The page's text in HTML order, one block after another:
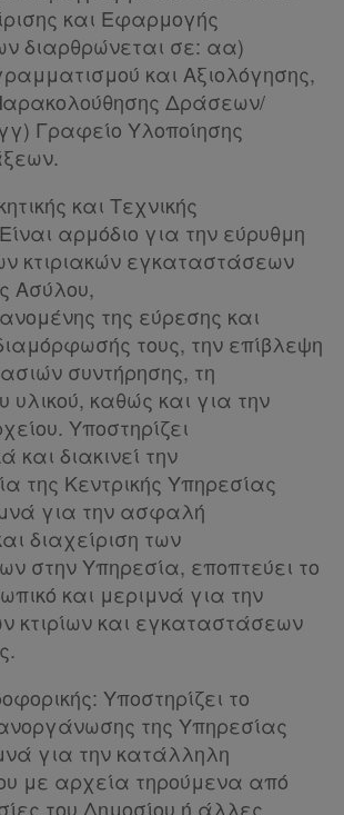
38 [-]
39 [-]
40 [-]
41
[-]
42
43 [-]
και Εφαρμογής
διαρθρώνεται σε: αα)
και Αξιολόγησης,
Δράσεων/
Γραφείο Υλοποίησης
και Τεχνικής
αρμόδιο για την εύρυθμη
κτιριακών εγκαταστάσεων
Ασύλου,
της εύρεσης και
τους, την επίβλεψη
συντήρησης, τη
υλικού, καθώς και για την
Υποστηρίζει
διακινεί την
της Κεντρικής Υπηρεσίας
για την ασφαλή
διαχείριση των
στην Υπηρεσία, εποπτεύει το
και μεριμνά για την
κτιρίων και εγκαταστάσεων
Υποστηρίζει το
της Υπηρεσίας
για την κατάλληλη
με αρχεία τηρούμενα από
του Δημοσίου ή άλλες